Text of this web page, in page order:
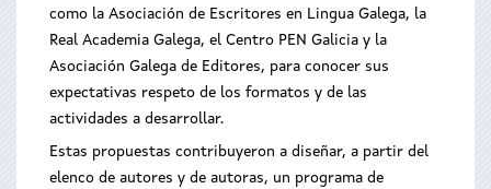
como la Asociación de Escritores en Lingua Galega, la
Real Academia Galega, el Centro PEN Galicia y la
Asociación Galega de Editores, para conocer sus
expectativas respeto de los formatos y de las
actividades a desarrollar.
Estas propuestas contribuyeron a diseñar, a partir del
elenco de autores y de autoras, un programa de